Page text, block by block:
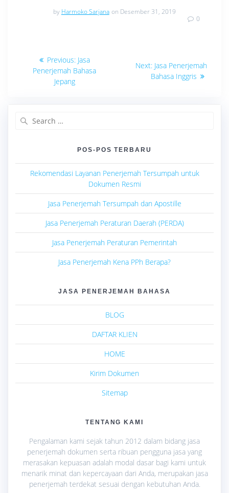
by Harmoko Sarjana on Desember 31, 2019
0
Navigasi
pos
Previous: Previous
post:
Jasa
Penerjemah Bahasa
Jepang
Next: Next
post:
Jasa Penerjemah
Bahasa Inggris
POS-POS TERBARU
Rekomendasi Layanan Penerjemah Tersumpah untuk
Dokumen Resmi
Jasa Penerjemah Tersumpah dan Apostille
Jasa Penerjemah Peraturan Daerah (PERDA)
Jasa Penerjemah Peraturan Pemerintah
Jasa Penerjemah Kena PPh Berapa?
JASA PENERJEMAH BAHASA
BLOG
DAFTAR KLIEN
HOME
Kirim Dokumen
Sitemap
TENTANG KAMI
Pengalaman kami sejak tahun 2012 dalam bidang jasa
penerjemah dokumen serta ribuan pengguna jasa yang
merasakan kepuasan adalah modal dasar bagi kami untuk
menarik minat dan kepercayaan dari Anda, merupakan jasa
penerjemah terdekat sesuai dengan kebutuhan Anda.